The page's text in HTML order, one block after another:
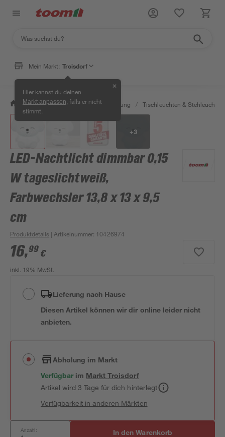
Mein Markt: Troisdorf
Hier kannst du deinen
Markt anpassen , falls er nicht
stimmt.
✕
/ Wohnen & Haushalt / Beleuchtung / Tischleuchten & Stehleuchten
+3
LED-Nachtlicht dimmbar 0,15
W tageslichtweiß,
Farbwechsler 13,8 x 13 x 9,5
cm
Produktdetails | Artikelnummer: 10426974
16,99 €
inkl. 19% MwSt.
Lieferung nach Hause
Diesen Artikel können wir dir online leider nicht
anbieten.
Abholung im Markt
Verfügbar im MarktTroisdorf
Artikel wird 3 Tage für dich hinterlegt
Verfügbarkeit in anderen Märkten
Anzahl: In den Warenkorb